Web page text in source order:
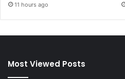
11 hours ago
Most Viewed Posts